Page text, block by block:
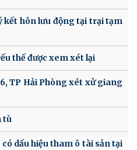
kết hôn lưu động tại trại tạm
thế được xem xét lại
TP Hải Phòng xét xử giang
tù
dấu hiệu tham ô tài sản tại